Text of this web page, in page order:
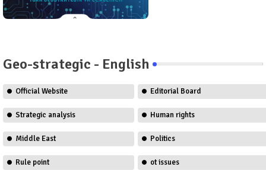
Geo-strategic - English
Official Website Editorial Board
Strategic analysis Human rights
Middle East Politics
Rule point ot issues